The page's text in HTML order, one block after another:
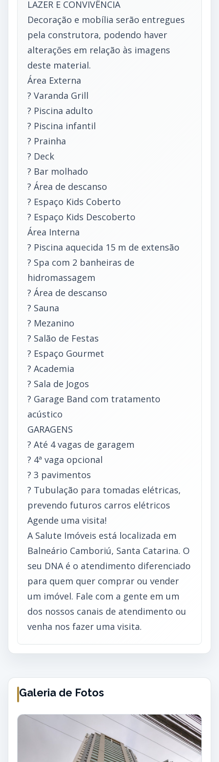
LAZER E CONVIVÊNCIA
Decoração e mobília serão entregues
pela construtora, podendo haver
alterações em relação às imagens
deste material.
Área Externa
? Varanda Grill
? Piscina adulto
? Piscina infantil
? Prainha
? Deck
? Bar molhado
? Área de descanso
? Espaço Kids Coberto
? Espaço Kids Descoberto
Área Interna
? Piscina aquecida 15 m de extensão
? Spa com 2 banheiras de
hidromassagem
? Área de descanso
? Sauna
? Mezanino
? Salão de Festas
? Espaço Gourmet
? Academia
? Sala de Jogos
? Garage Band com tratamento
acústico
GARAGENS
? Até 4 vagas de garagem
? 4ª vaga opcional
? 3 pavimentos
? Tubulação para tomadas elétricas,
prevendo futuros carros elétricos
Agende uma visita!
A Salute Imóveis está localizada em
Balneário Camboriú, Santa Catarina. O
seu DNA é o atendimento diferenciado
para quem quer comprar ou vender
um imóvel. Fale com a gente em um
dos nossos canais de atendimento ou
venha nos fazer uma visita.
Galeria de Fotos